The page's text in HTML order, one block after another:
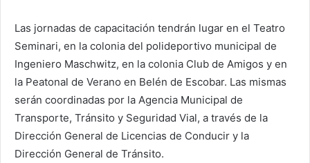
Las jornadas de capacitación tendrán lugar en el Teatro
Seminari, en la colonia del polideportivo municipal de
Ingeniero Maschwitz, en la colonia Club de Amigos y en
la Peatonal de Verano en Belén de Escobar. Las mismas
serán coordinadas por la Agencia Municipal de
Transporte, Tránsito y Seguridad Vial, a través de la
Dirección General de Licencias de Conducir y la
Dirección General de Tránsito.